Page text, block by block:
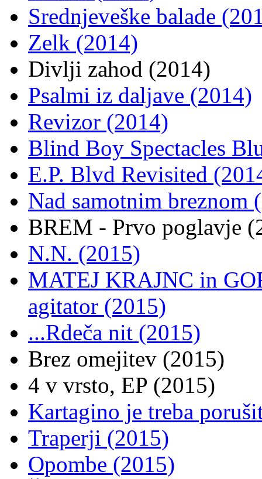
Srednjeveške balade
Zelk (2014)
Divlji zahod (2014)
Psalmi iz daljave (2014)
Revizor (2014)
Blind Boy Spectacles
E.P. Blvd Revisited
Nad samotnim breznom
BREM - Prvo poglavje
N.N. (2015)
MATEJ KRAJNC in
agitator (2015)
...Rdeča nit (2015)
Brez omejitev (2015)
4 v vrsto, EP (2015)
Kartagino je treba
Traperji (2015)
Opombe (2015)